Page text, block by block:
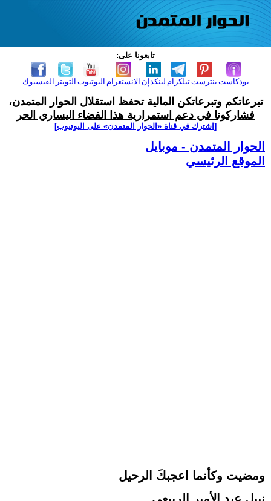
تابعونا على:
الفيسبوك التويتر اليوتيوب الانستغرام لينكدإن تيلكرامبنترست بودكاست
تبرعاتكم وتبرعاتكن المالية تحفظ استقلال الحوار المتمدن،
فشاركونا في دعم استمرارية هذا الفضاء اليساري الحر
[اشترك في قناة ‫«الحوار المتمدن» على اليوتيوب]
الحوار المتمدن - موبايل
الموقع الرئيسي
ومضيت وكأنما اعجبكَ الرحيل